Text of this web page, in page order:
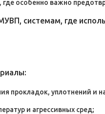
особенно важно
системам, где
прокладок, уплотнений и
и агрессивных сред;